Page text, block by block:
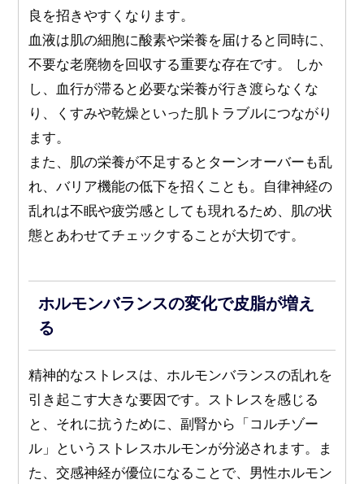
良を招きやすくなります。
血液は肌の細胞に酸素や栄養を届けると同時に、
不要な老廃物を回収する重要な存在です。 しか
し、血行が滞ると必要な栄養が行き渡らなくな
り、くすみや乾燥といった肌トラブルにつながり
ます。
また、肌の栄養が不足するとターンオーバーも乱
れ、バリア機能の低下を招くことも。自律神経の
乱れは不眠や疲労感としても現れるため、肌の状
態とあわせてチェックすることが大切です。
ホルモンバランスの変化で皮脂が増え
る
精神的なストレスは、ホルモンバランスの乱れを
引き起こす大きな要因です。ストレスを感じる
と、それに抗うために、副腎から「コルチゾー
ル」というストレスホルモンが分泌されます。ま
た、交感神経が優位になることで、男性ホルモン